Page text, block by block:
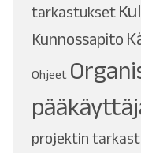
tarkastukset
Kunnossapito
Ohjeet
projektin